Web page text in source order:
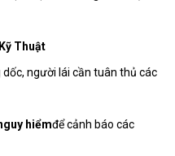
Thuật
người lái cần tuân thủ các
hiểmđể cảnh báo các